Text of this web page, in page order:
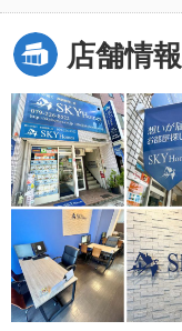
店舗情報